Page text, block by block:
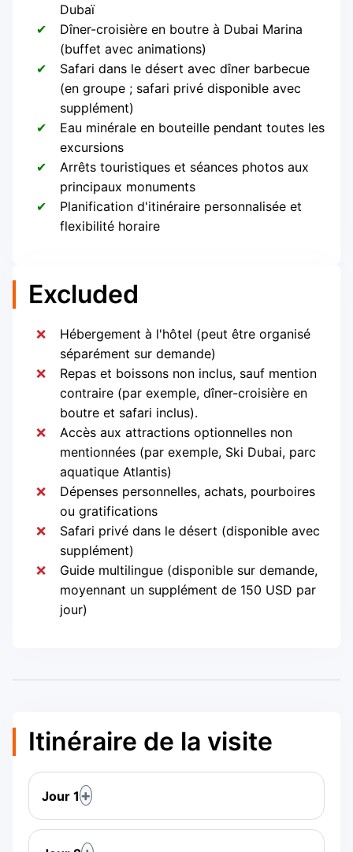
Dubaï
Dîner-croisière en boutre à Dubai Marina
(buffet avec animations)
Safari dans le désert avec dîner barbecue
(en groupe ; safari privé disponible avec
supplément)
Eau minérale en bouteille pendant toutes les
excursions
Arrêts touristiques et séances photos aux
principaux monuments
Planification d'itinéraire personnalisée et
flexibilité horaire
Excluded
Hébergement à l'hôtel (peut être organisé
séparément sur demande)
Repas et boissons non inclus, sauf mention
contraire (par exemple, dîner-croisière en
boutre et safari inclus).
Accès aux attractions optionnelles non
mentionnées (par exemple, Ski Dubai, parc
aquatique Atlantis)
Dépenses personnelles, achats, pourboires
ou gratifications
Safari privé dans le désert (disponible avec
supplément)
Guide multilingue (disponible sur demande,
moyennant un supplément de 150 USD par
jour)
Itinéraire de la visite
Jour 1